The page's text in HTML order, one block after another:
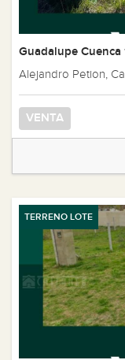
Guadalupe Cuenca
Alejandro Petion,
VENTA
TERRENO LOTE